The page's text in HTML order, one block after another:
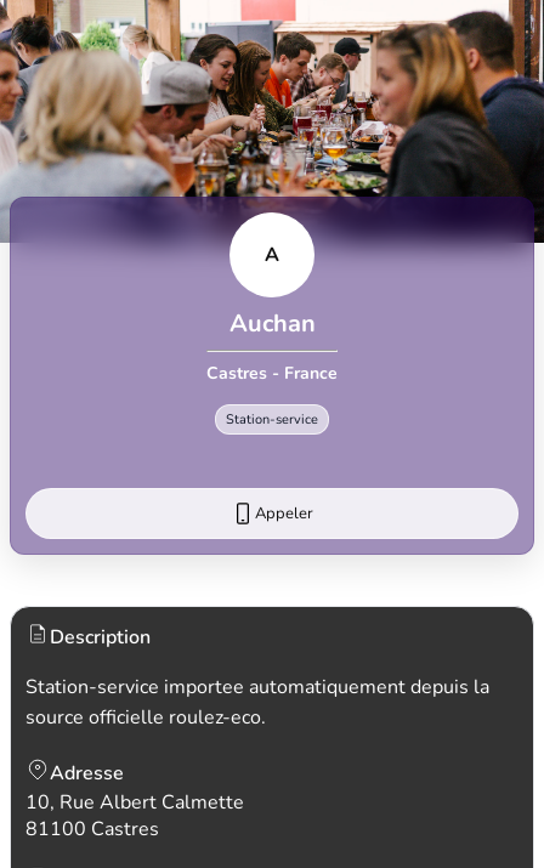
A
Auchan
Castres - France
Station-service
Appeler
Description
Station-service importee automatiquement depuis la
source officielle roulez-eco.
Adresse
10, Rue Albert Calmette
81100 Castres